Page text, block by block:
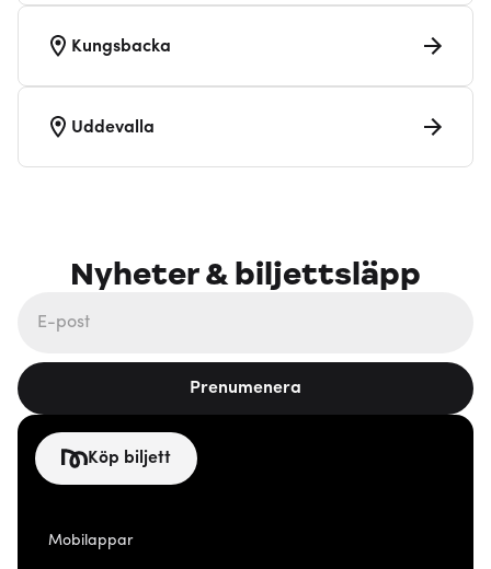
Kungsbacka
Uddevalla
Nyheter & biljettsläpp
Prenumenera
Köp biljett
Mobilappar